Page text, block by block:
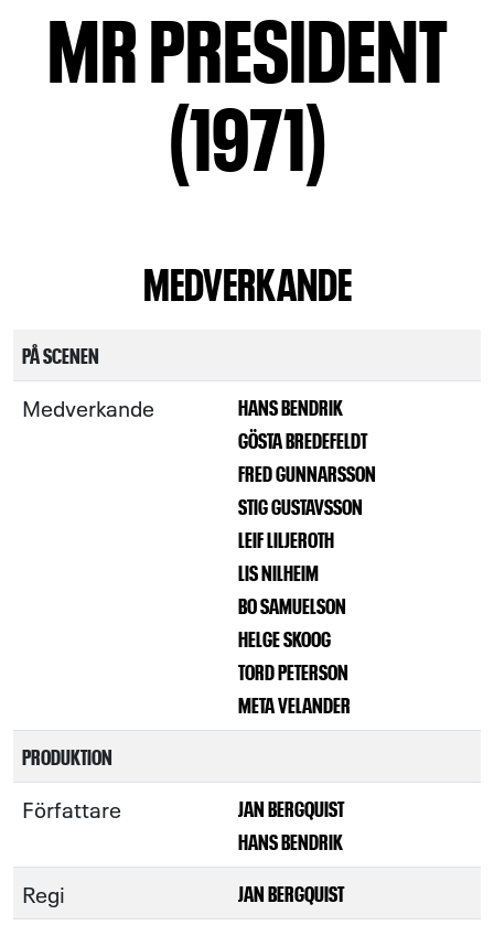
MR PRESIDENT
(1971)
MEDVERKANDE
PÅ SCENEN
Medverkande
HANS BENDRIK
GÖSTA BREDEFELDT
FRED GUNNARSSON
STIG GUSTAVSSON
LEIF LILJEROTH
LIS NILHEIM
BO SAMUELSON
HELGE SKOOG
TORD PETERSON
META VELANDER
PRODUKTION
Författare
JAN BERGQUIST
HANS BENDRIK
Regi JAN BERGQUIST